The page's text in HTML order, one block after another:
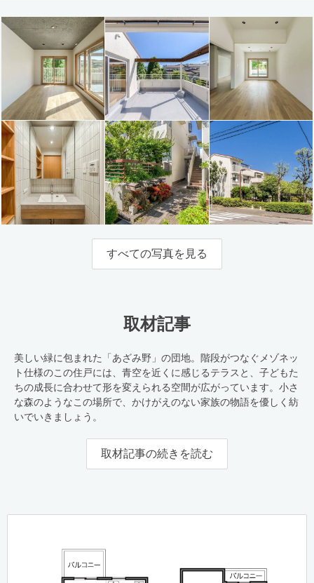
すべての写真を見る
取材記事
美しい緑に包まれた「あざみ野」の団地。階段がつなぐメゾネッ
ト仕様のこの住戸には、青空を近くに感じるテラスと、子どもた
ちの成長に合わせて形を変えられる空間が広がっています。小さ
な森のようなこの場所で、かけがえのない家族の物語を優しく紡
いでいきましょう。
取材記事の続きを読む